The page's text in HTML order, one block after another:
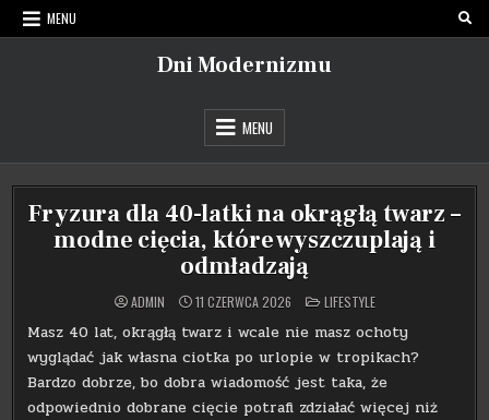
Skip
to
MENU
Dni Modernizmu
MENU
Fryzura dla 40-latki na okrągłą twarz –
modne cięcia, które wyszczuplają i
odmładzają
ADMIN 11 CZERWCA 2026 POSTED
IN
LIFESTYLE
Masz 40 lat, okrągłą twarz i wcale nie masz ochoty
wyglądać jak własna ciotka po urlopie w tropikach?
Bardzo dobrze, bo dobra wiadomość jest taka, że
odpowiednio dobrane cięcie potrafi zdziałać więcej niż